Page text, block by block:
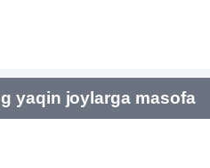
yaqin joylarga masofa